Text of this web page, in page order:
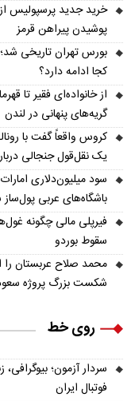
خرید جدید پرسپولیس
پوشیدن پیراهن قرمز
کجا ادامه دارد؟
از خانواده‌ای فقیر تا
گریه‌های پنهانی در لندن
یک نقل‌قول جنجالی
باشگاه‌های عربی
سقوط بوردو
محمد صلاح عربستان را
شکست بزرگ پروژه
روی خط
سردار آزمون؛
فوتبال ایران